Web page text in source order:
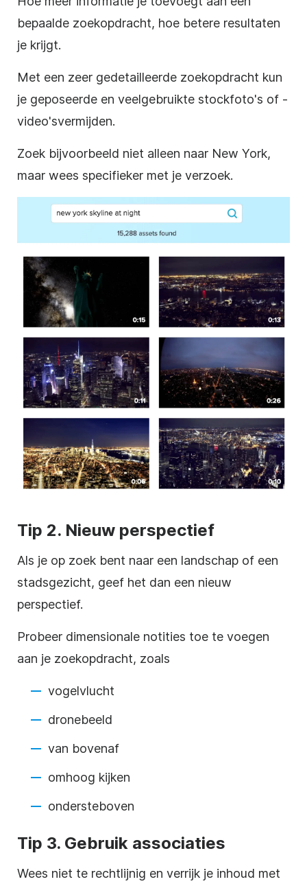
bepaalde zoekopdracht, hoe betere resultaten
je krijgt.
Met een zeer gedetailleerde zoekopdracht kun
je geposeerde en veelgebruikte stockfoto's of -
video'svermijden.
Zoek bijvoorbeeld niet alleen naar New York,
maar wees specifieker met je verzoek.
Tip 2. Nieuw perspectief
Als je op zoek bent naar een landschap of een
stadsgezicht, geef het dan een nieuw
perspectief.
Probeer dimensionale notities toe te voegen
aan je zoekopdracht, zoals
vogelvlucht
dronebeeld
van bovenaf
omhoog kijken
ondersteboven
Tip 3. Gebruik associaties
Wees niet te rechtlijnig en verrijk je inhoud met